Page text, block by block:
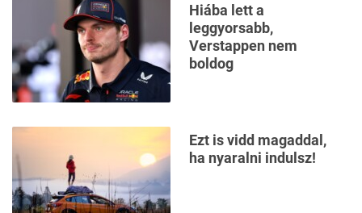
Hiába lett a
leggyorsabb,
Verstappen nem
boldog
Ezt is vidd magaddal,
ha nyaralni indulsz!